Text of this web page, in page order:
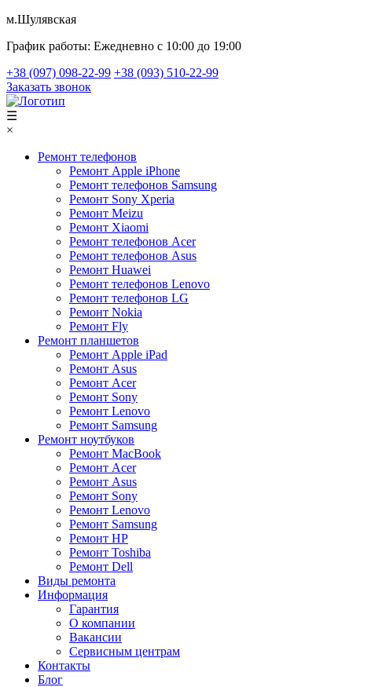
м.Шулявская
График работы: Ежедневно с 10:00 до 19:00
+38 (097) 098-22-99 +38 (093) 510-22-99
Заказать звонок
☰
×
Ремонт телефонов
Ремонт Apple iPhone
Ремонт телефонов Samsung
Ремонт Sony Xperia
Ремонт Meizu
Ремонт Xiaomi
Ремонт телефонов Acer
Ремонт телефонов Asus
Ремонт Huawei
Ремонт телефонов Lenovo
Ремонт телефонов LG
Ремонт Nokia
Ремонт Fly
Ремонт планшетов
Ремонт Apple iPad
Ремонт Asus
Ремонт Acer
Ремонт Sony
Ремонт Lenovo
Ремонт Samsung
Ремонт ноутбуков
Ремонт MacBook
Ремонт Acer
Ремонт Asus
Ремонт Sony
Ремонт Lenovo
Ремонт Samsung
Ремонт HP
Ремонт Toshiba
Ремонт Dell
Виды ремонта
Информация
Гарантия
О компании
Вакансии
Сервисным центрам
Контакты
Блог